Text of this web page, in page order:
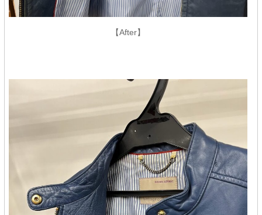
【After】